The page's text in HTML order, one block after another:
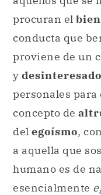
procuran el
conducta que
proviene de un
y desinteresado
personales para
concepto de
del egoísmo,
a aquella que
humano es de
esencialmente